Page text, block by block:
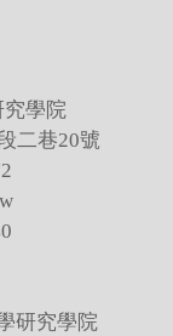
究學院
二巷20號
研究學院